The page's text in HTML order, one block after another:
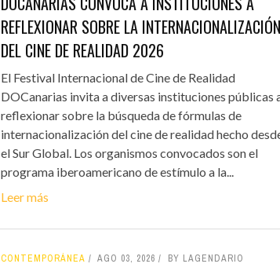
REFLEXIONAR SOBRE LA INTERNACIONALIZACIÓN
DEL CINE DE REALIDAD 2026
El Festival Internacional de Cine de Realidad
DOCanarias invita a diversas instituciones públicas
reflexionar sobre la búsqueda de fórmulas de
internacionalización del cine de realidad hecho
el Sur Global. Los organismos convocados son el
programa iberoamericano de estímulo a la...
Leer más
CONTEMPORÁNEA AGO 03, 2026 BY LAGENDARIO